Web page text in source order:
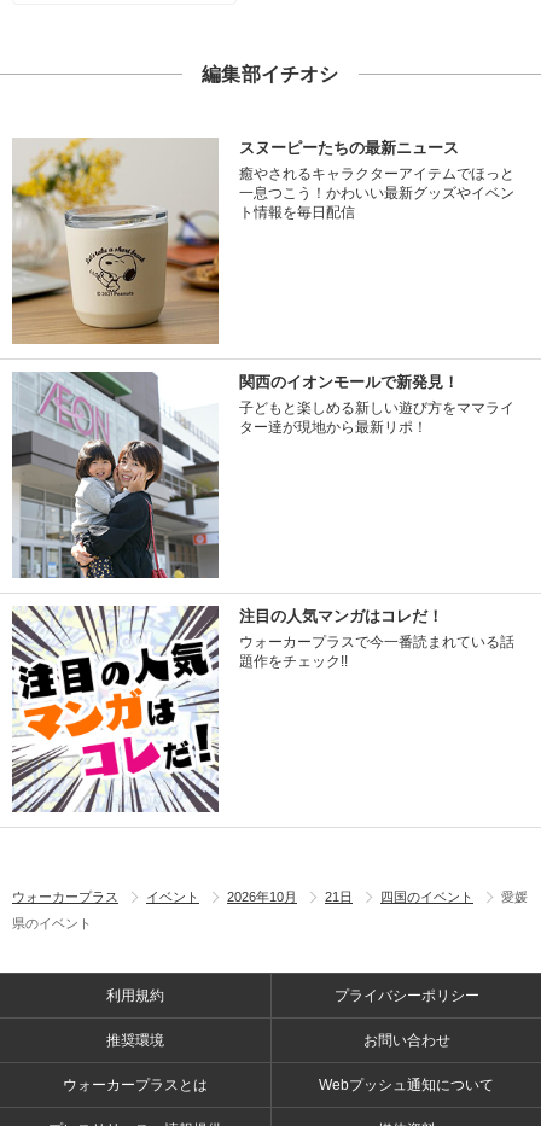
編集部イチオシ
スヌーピーたちの最新ニュース
癒やされるキャラクターアイテムでほっと
一息つこう！かわいい最新グッズやイベン
ト情報を毎日配信
関西のイオンモールで新発見！
子どもと楽しめる新しい遊び方をママライ
ター達が現地から最新リポ！
注目の人気マンガはコレだ！
ウォーカープラスで今一番読まれている話
題作をチェック!!
ウォーカープラス イベント 2026年10月 21日 四国のイベント
愛媛
県のイベント
利用規約 プライバシーポリシー
推奨環境 お問い合わせ
ウォーカープラスとは Webプッシュ通知について